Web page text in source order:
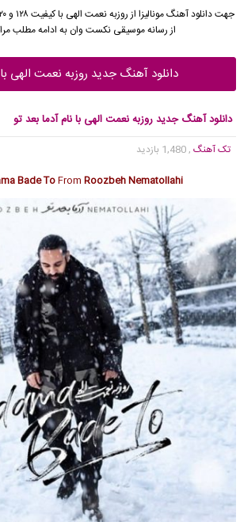
جهت دانلود آهنگ مونالیزا از روزبه نعمت الهی
از رسانه موسیقی نکست وان به ادامه مطلب
دانلود آهنگ جدید روزبه نعمت الهی با
دانلود آهنگ جدید روزبه نعمت الهی با نام آدما بعد تو
تک آهنگ , 1,480 بازدید
Bade ToFrom Roozbeh Nematollahi